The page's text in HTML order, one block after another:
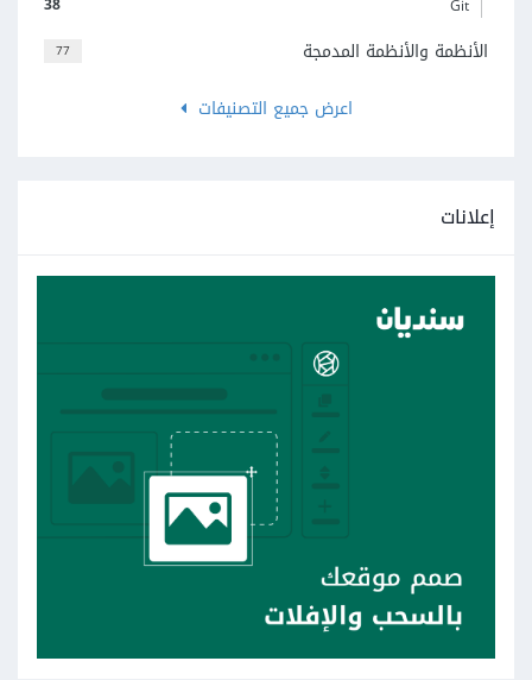
Git
77
الأنظمة والأنظمة المدمجة
اعرض جميع التصنيفات
إعلانات